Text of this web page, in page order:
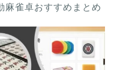
麻雀卓おすすめまとめ